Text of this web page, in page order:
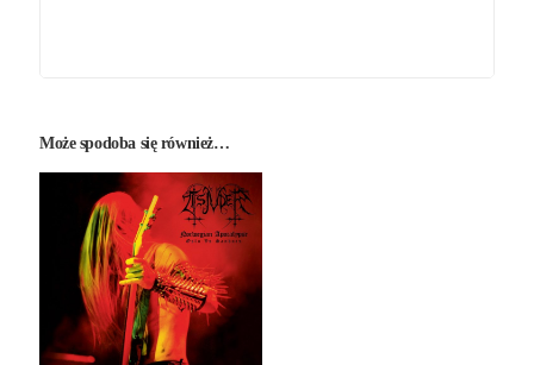
Może spodoba się również…